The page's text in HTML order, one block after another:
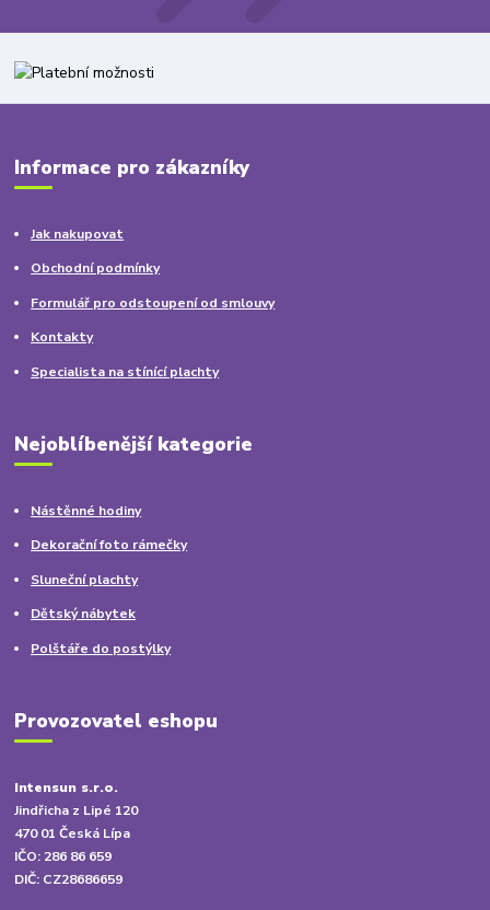
Informace pro zákazníky
Jak nakupovat
Obchodní podmínky
Formulář pro odstoupení od smlouvy
Kontakty
Specialista na stínící plachty
Nejoblíbenější kategorie
Nástěnné hodiny
Dekorační foto rámečky
Sluneční plachty
Dětský nábytek
Polštáře do postýlky
Provozovatel eshopu
Intensun s.r.o.
Jindřicha z Lipé 120
470 01 Česká Lípa
IČO: 286 86 659
DIČ: CZ28686659